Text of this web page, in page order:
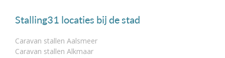
Stalling31 locaties bij de stad
Caravan stallen Aalsmeer
Caravan stallen Alkmaar